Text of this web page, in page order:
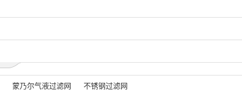
蒙乃尔气液过滤网 不锈钢过滤网